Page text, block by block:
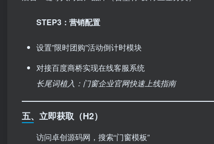
STEP3：营销配置
设置”限时团购”活动倒计时模块
对接百度商桥实现在线客服系统
长尾词植入：门窗企业官网快速上线指南
五、立即获取（H2）
访问卓创源码网，搜索“门窗模板”